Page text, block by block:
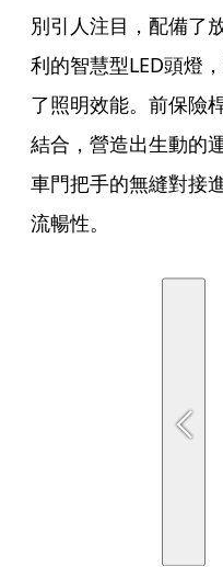
別引人注目，配備了
利的智慧型LED頭燈
了照明效能。前保險
結合，營造出生動的
車門把手的無縫對接
流暢性。